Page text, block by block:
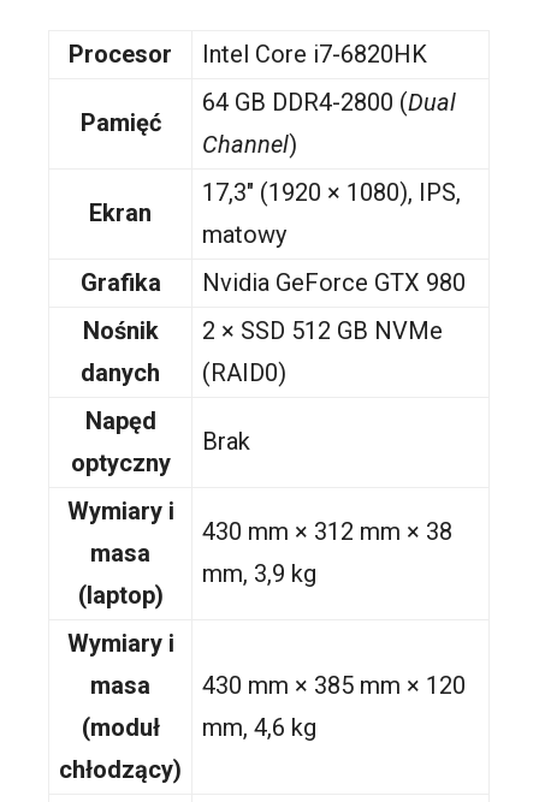
Procesor Intel Core i7-6820HK
Pamięć
64 GB DDR4-2800 (Dual
Channel)
Ekran
17,3″ (1920 × 1080), IPS,
matowy
Grafika
Nvidia GeForce GTX 980
Nośnik
danych
2 × SSD 512 GB NVMe
(RAID0)
Napęd
optyczny
Brak
Wymiary i
masa
(laptop)
430 mm × 312 mm × 38
mm, 3,9 kg
Wymiary i
masa
(moduł
chłodzący)
430 mm × 385 mm × 120
mm, 4,6 kg